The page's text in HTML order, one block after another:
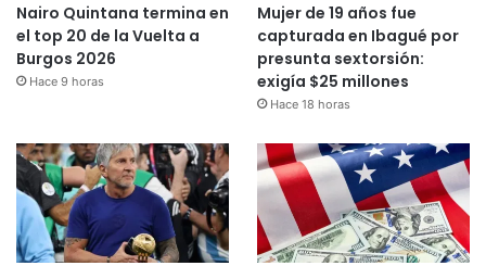
Nairo Quintana termina en
el top 20 de la Vuelta a
Burgos 2026
Hace 9 horas
Mujer de 19 años fue
capturada en Ibagué por
presunta sextorsión:
exigía $25 millones
Hace 18 horas